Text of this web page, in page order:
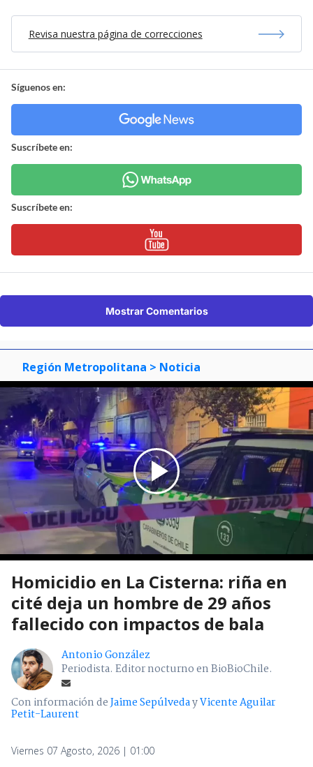
Revisa nuestra página de correcciones
Síguenos en:
Suscríbete en:
Suscríbete en:
Mostrar Comentarios
Región Metropolitana > Noticia
Homicidio en La Cisterna: riña en
cité deja un hombre de 29 años
fallecido con impactos de bala
Antonio González
Periodista. Editor nocturno en BioBioChile.
Con información deJaime SepúlvedayVicente Aguilar
Petit-Laurent
Viernes 07 Agosto, 2026 | 01:00